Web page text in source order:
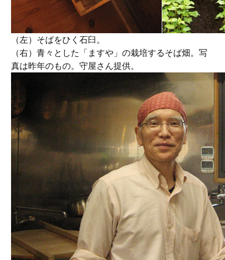
（左）そばをひく石臼。
（右）青々とした「ますや」の栽培するそば畑。写
真は昨年のもの。守屋さん提供。